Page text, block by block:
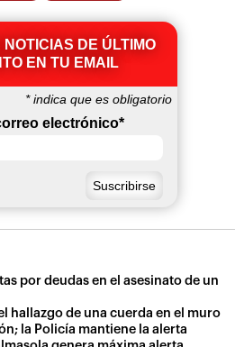
DE ÚLTIMO
EN TU EMAIL
*indica que es obligatorio
electrónico*
por deudas en el asesinato de un
hallazgo de una cuerda en el muro
la Policía mantiene la alerta